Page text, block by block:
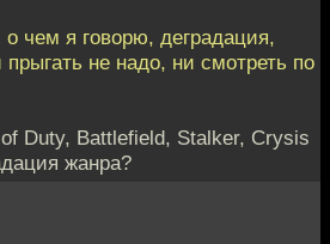
о чем я говорю, деградация,
не надо, ни смотреть по
Duty, Battlefiеld, Stalker, Crysis
жанра?